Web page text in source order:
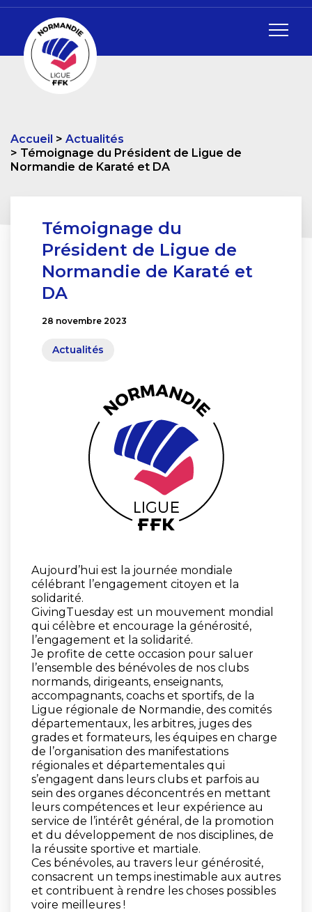
Accueil
Actualités
Témoignage du Président de Ligue de
Normandie de Karaté et DA
Témoignage du
Président de Ligue de
Normandie de Karaté et
DA
28 novembre 2023
Actualités
Aujourd’hui est la journée mondiale
célébrant l’engagement citoyen et la
solidarité.
GivingTuesday est un mouvement mondial
qui célèbre et encourage la générosité,
l’engagement et la solidarité.
Je profite de cette occasion pour saluer
l’ensemble des bénévoles de nos clubs
normands, dirigeants, enseignants,
accompagnants, coachs et sportifs, de la
Ligue régionale de Normandie, des comités
départementaux, les arbitres, juges des
grades et formateurs, les équipes en charge
de l’organisation des manifestations
régionales et départementales qui
s’engagent dans leurs clubs et parfois au
sein des organes déconcentrés en mettant
leurs compétences et leur expérience au
service de l’intérêt général, de la promotion
et du développement de nos disciplines, de
la réussite sportive et martiale.
Ces bénévoles, au travers leur générosité,
consacrent un temps inestimable aux autres
et contribuent à rendre les choses possibles
voire meilleures !